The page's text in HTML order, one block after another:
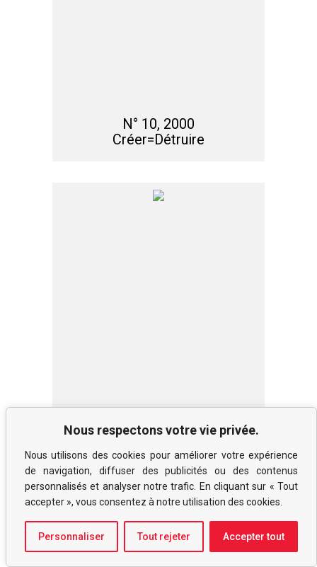
Nous respectons votre vie privée.
Nous utilisons des cookies pour améliorer votre expérience
de navigation, diffuser des publicités ou des contenus
personnalisés et analyser notre trafic. En cliquant sur « Tout
accepter », vous consentez à notre utilisation des cookies.
Personnaliser Tout rejeter Accepter tout
N° 10, 2000
Créer=Détruire
Hyperlittérature I : Hypertexte